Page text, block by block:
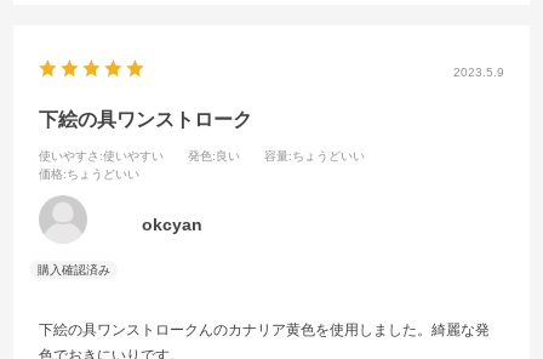
2023.5.9
下絵の具ワンストローク
使いやすさ :使いやすい 発色:良い 容量:ちょうどいい
価格:ちょうどいい
okcyan
下絵の具ワンストロークんのカナリア黄色を使用しました。綺麗な発
色でおきにいりです。